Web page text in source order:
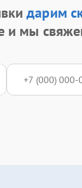
дарим
и мы